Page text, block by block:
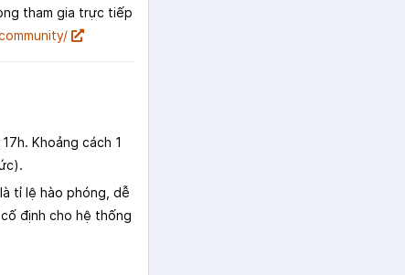
tham gia trực tiếp
Khoảng cách 1
tỉ lệ hào phóng, dễ
định cho hệ thống